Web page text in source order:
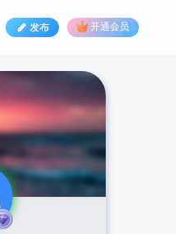
发布 开通会员